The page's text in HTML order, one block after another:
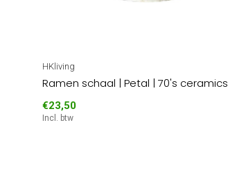
HKliving
Ramen schaal | Petal | 70's ceramics
€23,50
Incl. btw